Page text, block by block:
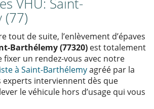
VHU: Saint-
(77)
tout de suite, l’enlèvement d’épaves
Barthélemy (77320) est totalement
fixer un rendez-vous avec notre
à Saint-Barthélemyagréé par la
interviennent dès que
le véhicule hors d’usage qui vous